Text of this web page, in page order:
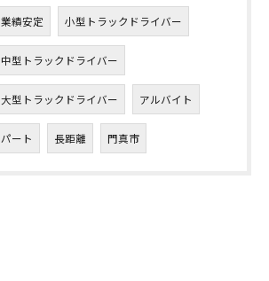
業績安定 小型トラックドライバー
中型トラックドライバー
大型トラックドライバー アルバイト
パート 長距離 門真市